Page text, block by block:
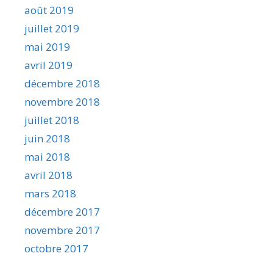
août 2019
juillet 2019
mai 2019
avril 2019
décembre 2018
novembre 2018
juillet 2018
juin 2018
mai 2018
avril 2018
mars 2018
décembre 2017
novembre 2017
octobre 2017